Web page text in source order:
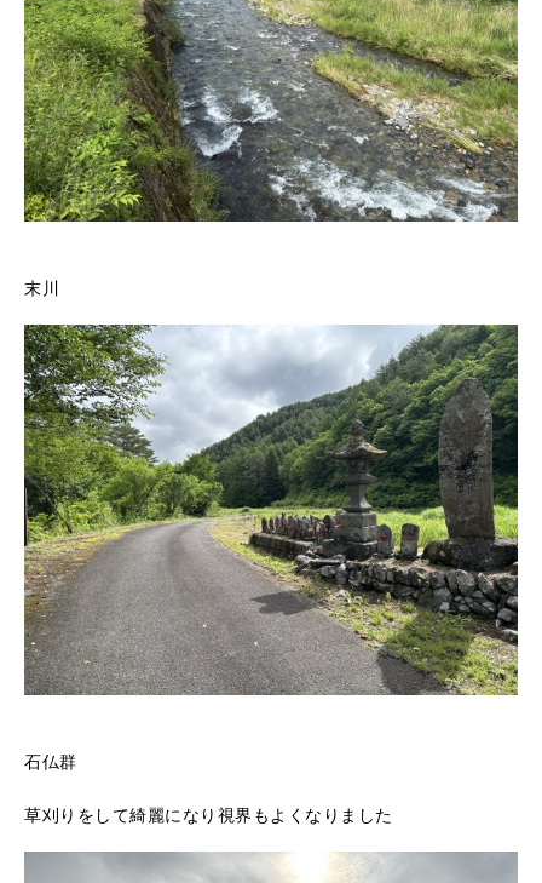
末川
石仏群
草刈りをして綺麗になり視界もよくなりました